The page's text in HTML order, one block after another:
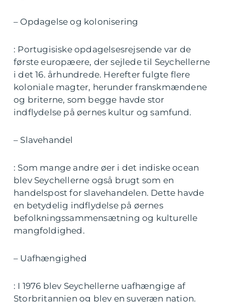
– Opdagelse og kolonisering
: Portugisiske opdagelsesrejsende var de
første europæere, der sejlede til Seychellerne
i det 16. århundrede. Herefter fulgte flere
koloniale magter, herunder franskmændene
og briterne, som begge havde stor
indflydelse på øernes kultur og samfund.
– Slavehandel
: Som mange andre øer i det indiske ocean
blev Seychellerne også brugt som en
handelspost for slavehandelen. Dette havde
en betydelig indflydelse på øernes
befolkningssammensætning og kulturelle
mangfoldighed.
– Uafhængighed
: I 1976 blev Seychellerne uafhængige af
Storbritannien og blev en suveræn nation.